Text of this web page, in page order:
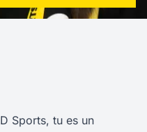
Sports, tu es un